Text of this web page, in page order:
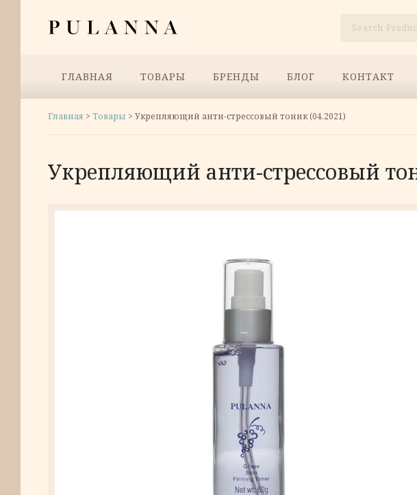
содержимому
ГЛАВНАЯ ТОВАРЫ БРЕНДЫ БЛОГ КОНТАКТ
Главная > Товары > Укрепляющий анти-стрессовый тоник (04.2021)
Укрепляющий анти-стрессовый